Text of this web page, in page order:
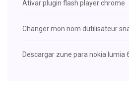
Ativar plugin flash player chrome
Changer mon nom dutilisateur
Descargar zune para nokia lumia